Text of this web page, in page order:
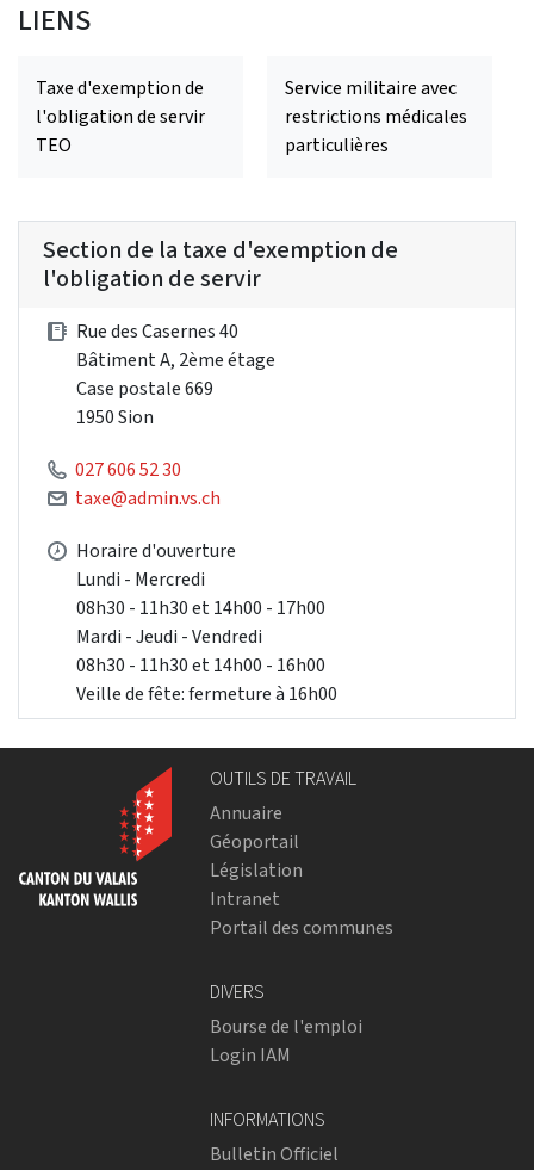
LIENS
Taxe d'exemption de
l'obligation de servir
TEO
Service militaire avec
restrictions médicales
particulières
Section de la taxe d'exemption de
l'obligation de servir
Rue des Casernes 40
Bâtiment A, 2ème étage
Case postale 669
1950 Sion
027 606 52 30
taxe@admin.vs.ch
Horaire d'ouverture
Lundi - Mercredi
08h30 - 11h30 et 14h00 - 17h00
Mardi - Jeudi - Vendredi
08h30 - 11h30 et 14h00 - 16h00
Veille de fête: fermeture à 16h00
OUTILS DE TRAVAIL
Annuaire
Géoportail
Législation
Intranet
Portail des communes
DIVERS
Bourse de l'emploi
Login IAM
INFORMATIONS
Bulletin Officiel